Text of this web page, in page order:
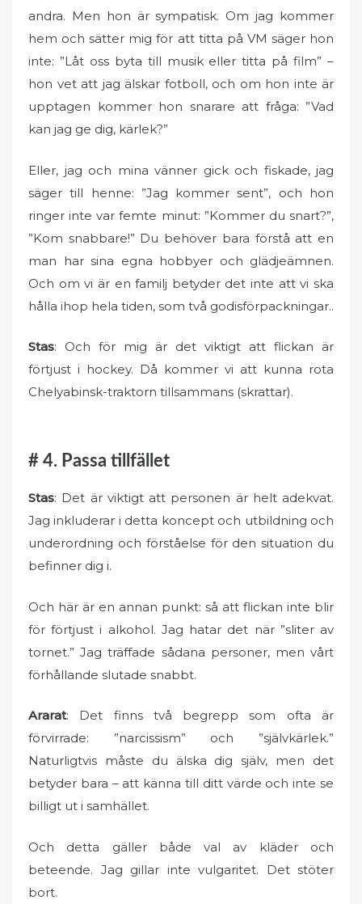
andra. Men hon är sympatisk. Om jag kommer
hem och sätter mig för att titta på VM säger hon
inte: ”Låt oss byta till musik eller titta på film” –
hon vet att jag älskar fotboll, och om hon inte är
upptagen kommer hon snarare att fråga: ”Vad
kan jag ge dig, kärlek?”
Eller, jag och mina vänner gick och fiskade, jag
säger till henne: ”Jag kommer sent”, och hon
ringer inte var femte minut: ”Kommer du snart?”,
”Kom snabbare!” Du behöver bara förstå att en
man har sina egna hobbyer och glädjeämnen.
Och om vi är en familj betyder det inte att vi ska
hålla ihop hela tiden, som två godisförpackningar..
Stas: Och för mig är det viktigt att flickan är
förtjust i hockey. Då kommer vi att kunna rota
Chelyabinsk-traktorn tillsammans (skrattar).
# 4. Passa tillfället
Stas: Det är viktigt att personen är helt adekvat.
Jag inkluderar i detta koncept och utbildning och
underordning och förståelse för den situation du
befinner dig i.
Och här är en annan punkt: så att flickan inte blir
för förtjust i alkohol. Jag hatar det när ”sliter av
tornet.” Jag träffade sådana personer, men vårt
förhållande slutade snabbt.
Ararat: Det finns två begrepp som ofta är
förvirrade: ”narcissism” och ”självkärlek.”
Naturligtvis måste du älska dig själv, men det
betyder bara – att känna till ditt värde och inte se
billigt ut i samhället.
Och detta gäller både val av kläder och
beteende. Jag gillar inte vulgaritet. Det stöter
bort.